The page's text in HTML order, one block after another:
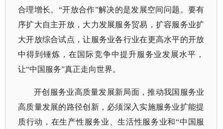
合理增长。“开放合作”解决的是发展空间问题。要有
序扩大自主开放，大力发展服务贸易，扩容服务业扩
大开放综合试点，让服务业各行业在更高水平的开放
中得到锤炼，在国际竞争中提升服务业发展水平，
让“中国服务”真正走向世界。
开创服务业高质量发展新局面，推动我国服务业
高质量发展的路径创新，必须深入实施服务业扩能提
质行动，在生产性服务业、生活性服务业和“中国服